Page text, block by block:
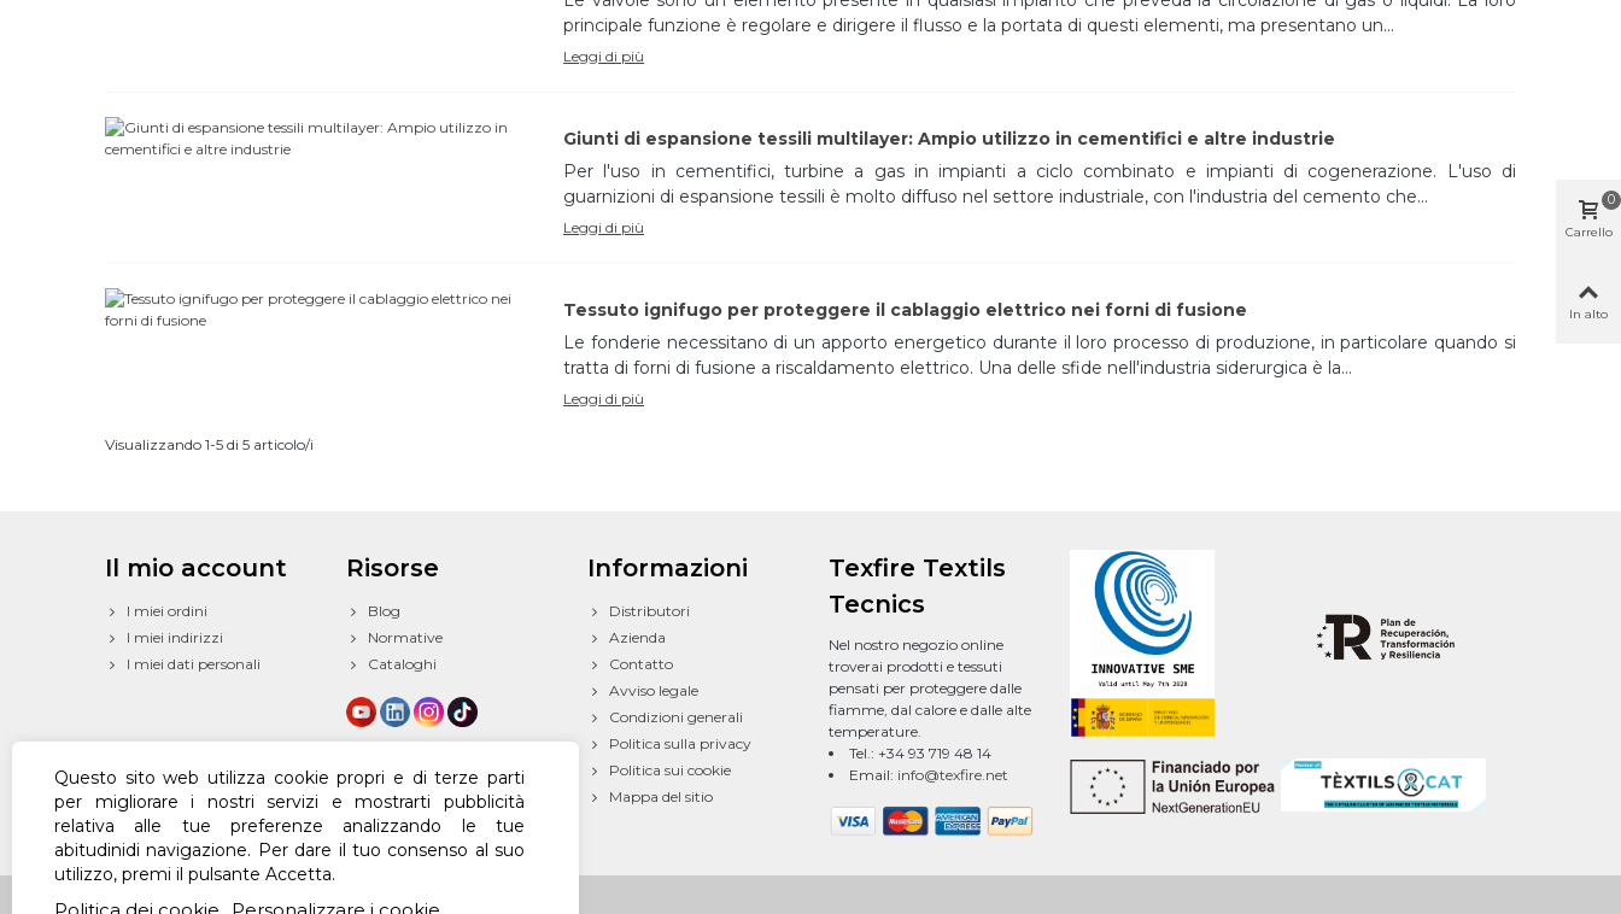
Questo sito web utilizza cookie propri e di terze parti
per migliorare i nostri servizi e mostrarti pubblicità
relativa alle tue preferenze analizzando le tue
abitudinidi navigazione. Per dare il tuo consenso al suo
utilizzo, premi il pulsante Accetta.
principale funzione è regolare e dirigere il flusso e la portata di questi elementi, ma presentano un...
Leggi di più
Giunti di espansione tessili multilayer: Ampio utilizzo in cementifici e altre industrie
Per l'uso in cementifici, turbine a gas in impianti a ciclo combinato e impianti di cogenerazione. L'uso di
guarnizioni di espansione tessili è molto diffuso nel settore industriale, con l'industria del cemento che...
Leggi di più
Tessuto ignifugo per proteggere il cablaggio elettrico nei forni di fusione
Le fonderie necessitano di un apporto energetico durante il loro processo di produzione, in particolare quando si
tratta di forni di fusione a riscaldamento elettrico. Una delle sfide nell'industria siderurgica è la...
Leggi di più
Visualizzando 1-5 di 5 articolo/i
Il mio account
I miei ordini
I miei indirizzi
I miei dati personali
Risorse
Blog
Normative
Cataloghi
Informazioni
Distributori
Azienda
Contatto
Avviso legale
Condizioni generali
Politica sulla privacy
Politica sui cookie
Mappa del sitio
Texfire Textils
Tecnics
Nel nostro negozio online
troverai prodotti e tessuti
pensati per proteggere dalle
fiamme, dal calore e dalle alte
temperature.
Tel.: +34 93 719 48 14
Email: info@texfire.net
Carrello
0
In alto